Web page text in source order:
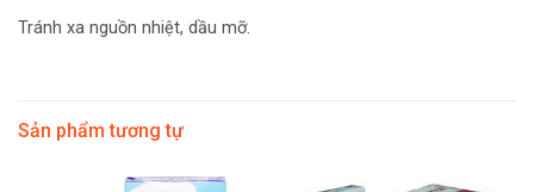
Tránh xa nguồn nhiệt, dầu mỡ.
Sản phẩm tương tự